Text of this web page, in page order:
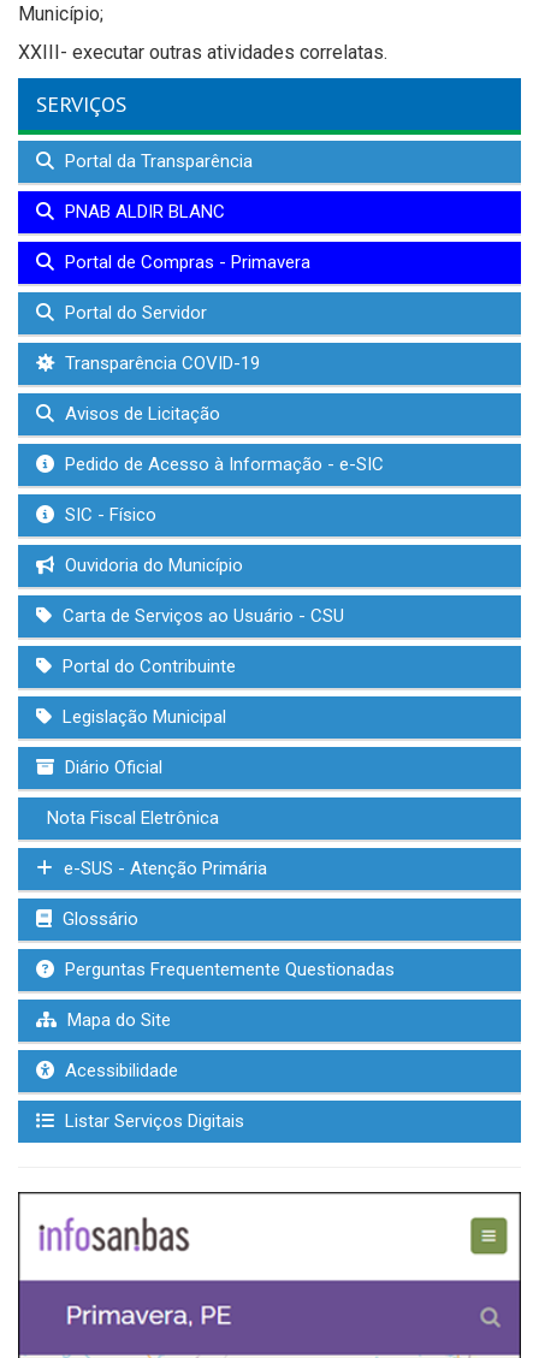
Município;
XXIII- executar outras atividades correlatas.
SERVIÇOS
Portal da Transparência
PNAB ALDIR BLANC
Portal de Compras - Primavera
Portal do Servidor
Transparência COVID-19
Avisos de Licitação
Pedido de Acesso à Informação - e-SIC
SIC - Físico
Ouvidoria do Município
Carta de Serviços ao Usuário - CSU
Portal do Contribuinte
Legislação Municipal
Diário Oficial
Nota Fiscal Eletrônica
e-SUS - Atenção Primária
Glossário
Perguntas Frequentemente Questionadas
Mapa do Site
Acessibilidade
Listar Serviços Digitais